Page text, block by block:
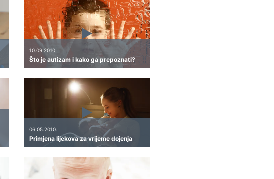
10.09.2010.
Što je autizam i kako ga prepoznati?
06.05.2010.
Primjena lijekova za vrijeme dojenja